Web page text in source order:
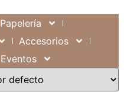
Papelería
Accesorios
Eventos